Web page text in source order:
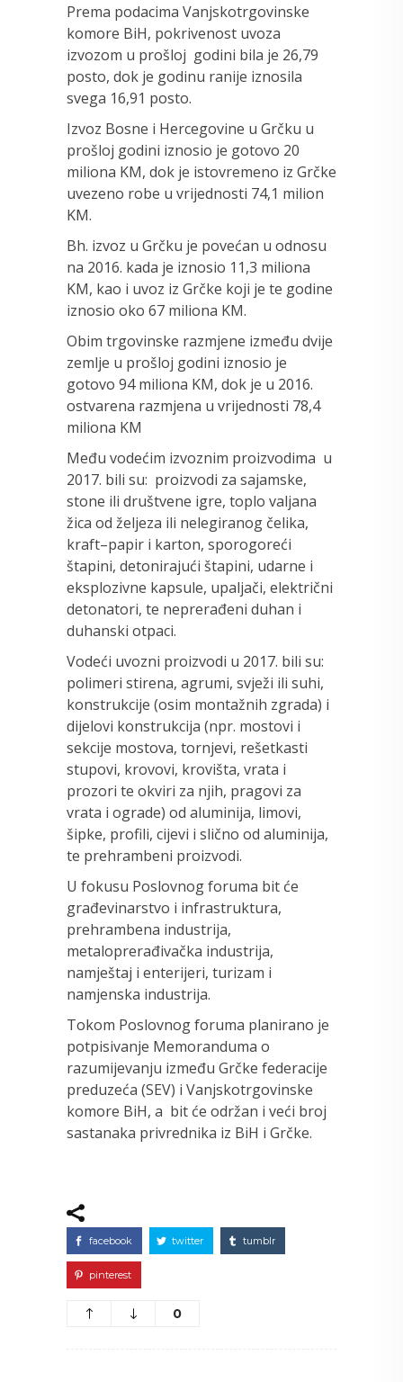
Prema podacima Vanjskotrgovinske
komore BiH, pokrivenost uvoza
izvozom u prošloj godini bila je 26,79
posto, dok je godinu ranije iznosila
svega 16,91 posto.
Izvoz Bosne i Hercegovine u Grčku u
prošloj godini iznosio je gotovo 20
miliona KM, dok je istovremeno iz Grčke
uvezeno robe u vrijednosti 74,1 milion
KM.
Bh. izvoz u Grčku je povećan u odnosu
na 2016. kada je iznosio 11,3 miliona
KM, kao i uvoz iz Grčke koji je te godine
iznosio oko 67 miliona KM.
Obim trgovinske razmjene između dvije
zemlje u prošloj godini iznosio je
gotovo 94 miliona KM, dok je u 2016.
ostvarena razmjena u vrijednosti 78,4
miliona KM
Među vodećim izvoznim proizvodima u
2017. bili su: proizvodi za sajamske,
stone ili društvene igre, toplo valjana
žica od željeza ili nelegiranog čelika,
kraft–papir i karton, sporogoreći
štapini, detonirajući štapini, udarne i
eksplozivne kapsule, upaljači, električni
detonatori, te neprerađeni duhan i
duhanski otpaci.
Vodeći uvozni proizvodi u 2017. bili su:
polimeri stirena, agrumi, svježi ili suhi,
konstrukcije (osim montažnih zgrada) i
dijelovi konstrukcija (npr. mostovi i
sekcije mostova, tornjevi, rešetkasti
stupovi, krovovi, krovišta, vrata i
prozori te okviri za njih, pragovi za
vrata i ograde) od aluminija, limovi,
šipke, profili, cijevi i slično od aluminija,
te prehrambeni proizvodi.
U fokusu Poslovnog foruma bit će
građevinarstvo i infrastruktura,
prehrambena industrija,
metaloprerađivačka industrija,
namještaj i enterijeri, turizam i
namjenska industrija.
Tokom Poslovnog foruma planirano je
potpisivanje Memoranduma o
razumijevanju između Grčke federacije
preduzeća (SEV) i Vanjskotrgovinske
komore BiH, a bit će održan i veći broj
sastanaka privrednika iz BiH i Grčke.
facebook twitter tumblr
pinterest
0